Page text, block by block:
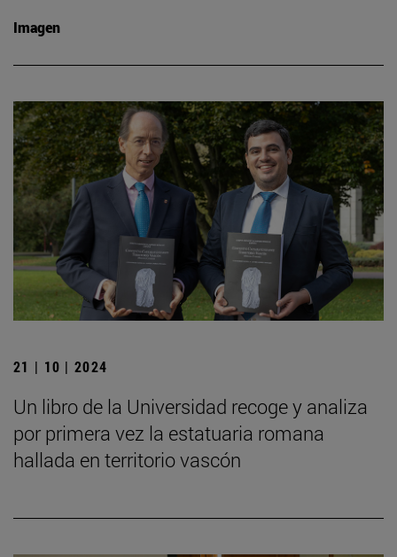
Imagen
21 | 10 | 2024
Un libro de la Universidad recoge y analiza
por primera vez la estatuaria romana
hallada en territorio vascón